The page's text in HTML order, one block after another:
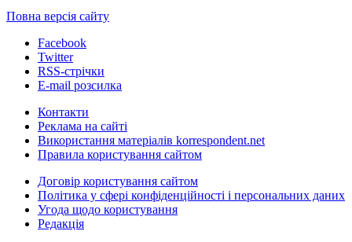
Повна версія сайту
Facebook
Twitter
RSS-стрічки
E-mail розсилка
Контакти
Реклама на сайті
Використання матеріалів korrespondent.net
Правила користування сайтом
Договір користування сайтом
Політика у сфері конфіденційності і персональних даних
Угода щодо користування
Редакція